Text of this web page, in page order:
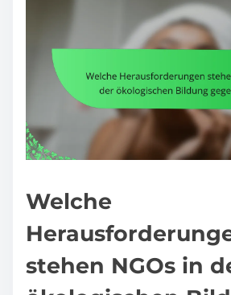
Welche
stehen NGOs in